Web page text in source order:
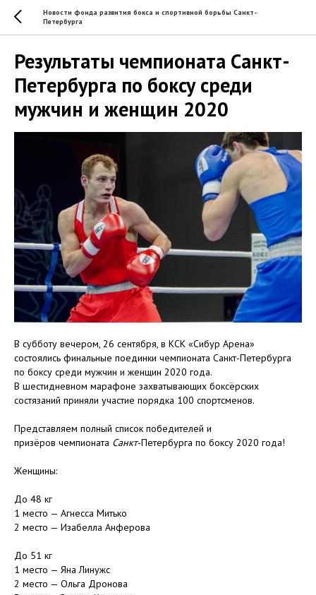
Новости фонда развития бокса и спортивной борьбы Санкт-
Петербурга
Результаты чемпионата Санкт-
Петербурга по боксу среди
мужчин и женщин 2020
В субботу вечером, 26 сентября, в КСК «Сибур Арена»
состоялись финальные поединки чемпионата Санкт-Петербурга
по боксу среди мужчин и женщин 2020 года.
В шестидневном марафоне захватывающих боксёрских
состязаний приняли участие порядка 100 спортсменов.
Представляем полный список победителей и
призёров чемпионата Санкт-Петербурга по боксу 2020 года!
Женщины:
До 48 кг
1 место — Агнесса Митько
2 место — Изабелла Анферова
До 51 кг
1 место — Яна Линужс
2 место — Ольга Дронова